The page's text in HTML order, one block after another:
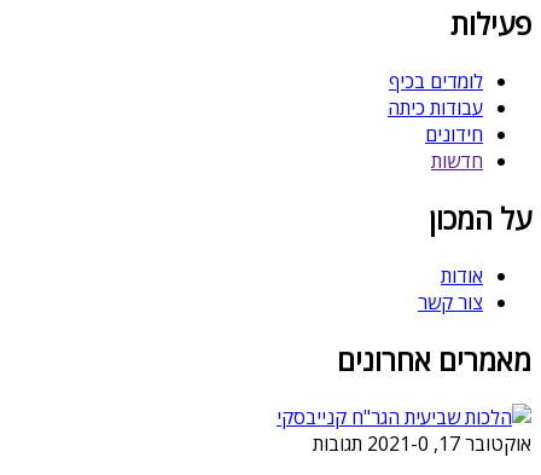
פעילות
לומדים בכיף
עבודות כיתה
חידונים
חדשות
על המכון
אודות
צור קשר
מאמרים אחרונים
אוקטובר 17, 2021 -0 תגובות